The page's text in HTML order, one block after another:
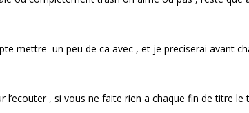
mettre un peu de ca avec , et je preciserai avant
, si vous ne faite rien a chaque fin de titre le